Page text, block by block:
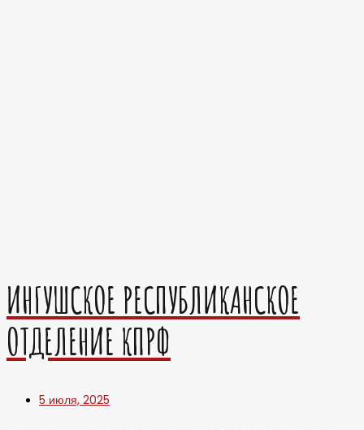
ИНГУШСКОЕ РЕСПУБЛИКАНСКОЕ
ОТДЕЛЕНИЕ КПРФ
5 июля, 2025